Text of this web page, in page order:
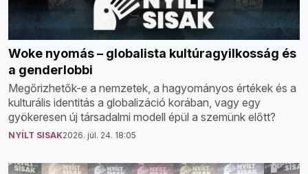
Woke nyomás – globalista kultúragyilkosság és
a genderlobbi
Megőrizhetők-e a nemzetek, a hagyományos értékek és a
kulturális identitás a globalizáció korában, vagy egy
gyökeresen új társadalmi modell épül a szemünk előtt?
NYÍLT SISAK2026. júl. 24. 18:05